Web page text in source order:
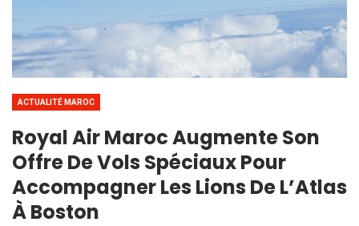
ACTUALITÉ MAROC
Royal Air Maroc Augmente Son
Offre De Vols Spéciaux Pour
Accompagner Les Lions De L’Atlas
À Boston